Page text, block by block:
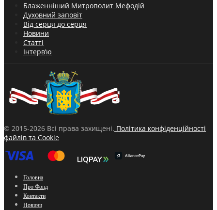
Блаженніший Митрополит Мефодій
Духовний заповіт
Від серця до серця
Новини
Статті
Інтерв’ю
© 2015-2026 Всі права захищені. Політика конфіденційності
файлів та Cookie
Головна
Про Фонд
Контакти
Новини